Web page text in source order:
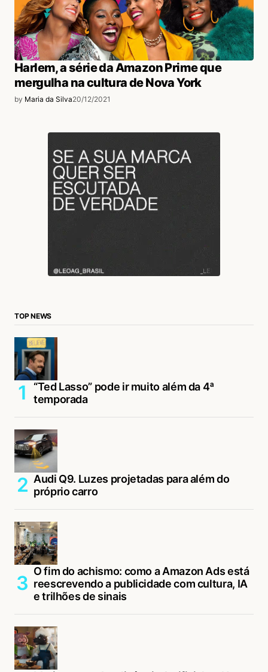
Harlem, a série da Amazon Prime que
mergulha na cultura de Nova York
by Maria da Silva20/12/2021
TOP NEWS
“Ted Lasso” pode ir muito além da 4ª
temporada
Audi Q9. Luzes projetadas para além do
próprio carro
O fim do achismo: como a Amazon Ads está
reescrevendo a publicidade com cultura, IA
e trilhões de sinais